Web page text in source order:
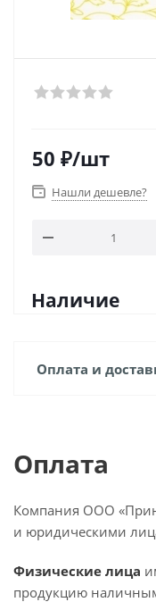
50 ₽/шт
Нашли дешевле?
Наличие
Оплата и
Оплата
Компания ООО
и юридическими
Физические лица
продукцию